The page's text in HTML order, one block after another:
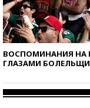
ВОСПОМИНАНИЯ НА
ГЛАЗАМИ